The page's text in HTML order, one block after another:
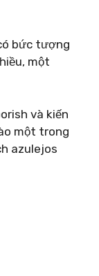
bức tượng
một
và kiến
một trong
azulejos